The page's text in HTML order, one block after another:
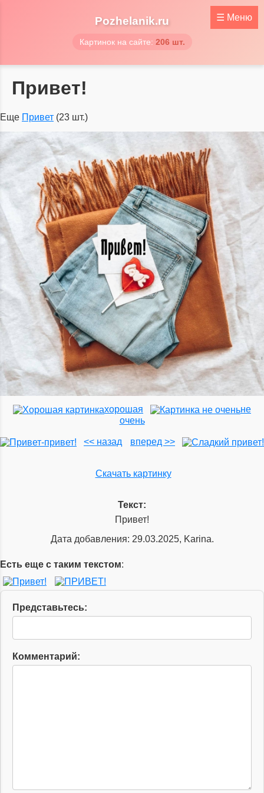
Pozhelanik.ru
Картинок на сайте: 206 шт.
☰ Меню
Привет!
Еще Привет (23 шт.)
хорошая
не
очень
<< назад вперед >>
Скачать картинку
Текст:
Привет!
Дата добавления: 29.03.2025, Karina.
Есть еще с таким текстом:
Представьтесь:
Комментарий: